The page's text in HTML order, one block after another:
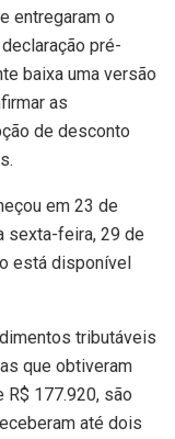
entregaram o
pré-
baixa uma versão
as
de desconto
em 23 de
sexta-feira, 29 de
está disponível
tributáveis
que obtiveram
R$ 177.920, são
até dois